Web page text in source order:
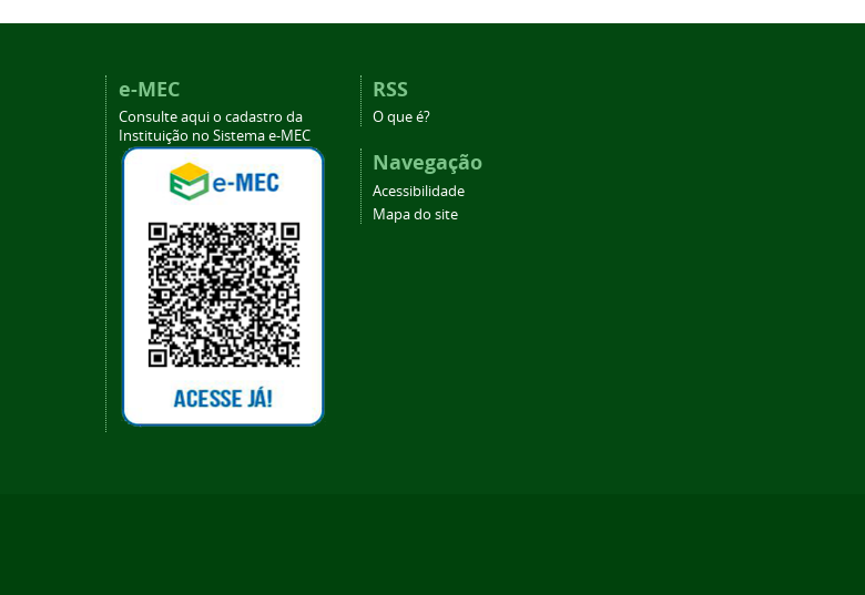
e-MEC
Consulte aqui o cadastro da
Instituição no Sistema e-MEC
RSS
O que é?
Navegação
Acessibilidade
Mapa do site